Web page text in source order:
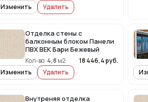
Изменить
Удалить
Отделка стены с
балконным блоком Панели
ПВХ ВЕК Бари Бежевый
Кол-во: 4,8 м2 18 446,4руб.
Изменить
Удалить
Внутреняя отделка